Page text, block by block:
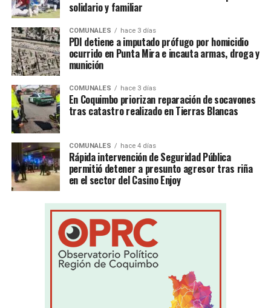
solidario y familiar
COMUNALES hace 3 días
PDI detiene a imputado prófugo por homicidio
ocurrido en Punta Mira e incauta armas, droga y
munición
COMUNALES hace 3 días
En Coquimbo priorizan reparación de socavones
tras catastro realizado en Tierras Blancas
COMUNALES hace 4 días
Rápida intervención de Seguridad Pública
permitió detener a presunto agresor tras riña
en el sector del Casino Enjoy